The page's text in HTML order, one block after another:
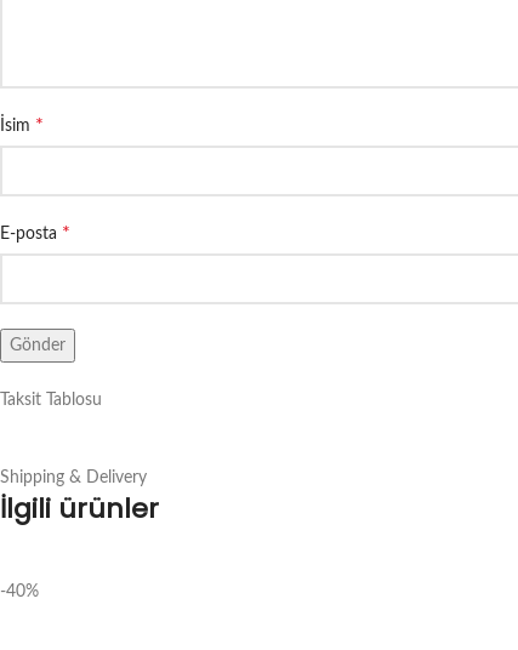
İsim *
E-posta *
Taksit Tablosu
Shipping & Delivery
İlgili ürünler
-40%